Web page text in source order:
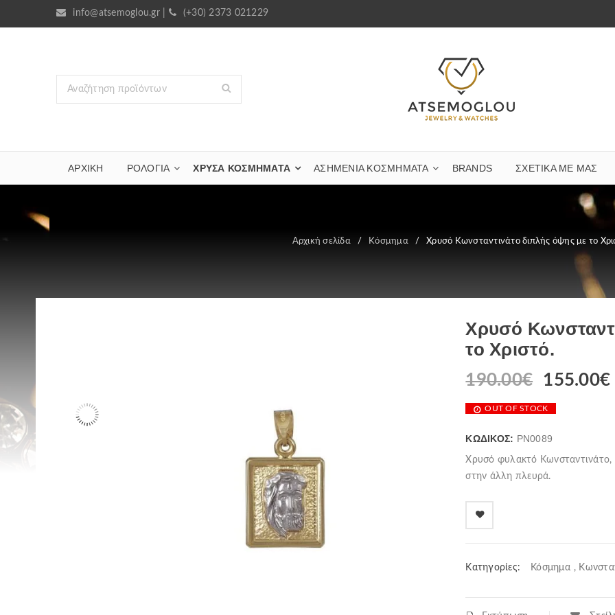
info@atsemoglou.gr| (+30) 2373 021229
ΑΡΧΙΚΗ ΡΟΛΟΓΙΑ ΧΡΥΣΆ ΚΟΣΜΉΜΑΤΑ ΑΣΗΜΈΝΙΑ ΚΟΣΜΉΜΑΤΑ BRANDS ΣΧΕΤΙΚΆ ΜΕ ΜΑΣ
Αρχική σελίδα / Κόσμημα / Χρυσό Κωνσταντινάτο διπλής όψης με το
Χρυσό
το Χριστό.
190.00€ 155.00€
OUT OF STOCK
ΚΩΔΙΚΌΣ: PN0089
Χρυσό φυλακτό Κωνσταντινάτο,
στην άλλη πλευρά.
Κατηγορίες: Κόσμημα ,